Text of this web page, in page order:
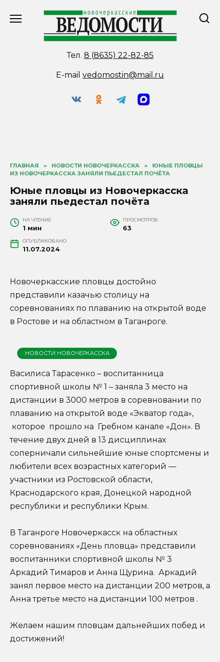
Тел. 8 (8635) 22-82-85
E-mail vedomostin@mail.ru
ГЛАВНАЯ » НОВОСТИ НОВОЧЕРКАССКА »
ЮНЫЕ ПЛОВЦЫ
ИЗ НОВОЧЕРКАССКА ЗАНЯЛИ ПЬЕДЕСТАЛ ПОЧЁТА
Юные пловцы из Новочеркасска
заняли пьедестал почёта
НА ЧТЕНИЕ
1 мин
ПРОСМОТРОВ
63
ОПУБЛИКОВАНО
11.07.2024
Новочеркасские пловцы достойно
представили казачью столицу на
соревнованиях по плаванию на открытой воде
в Ростове и на областном в Таганроге.
НОВОСТИ НОВОЧЕРКАССКА
Василиса Тарасенко – воспитанница
спортивной школы № 1 – заняла 3 место на
дистанции в 3000 метров в соревновании по
плаванию на открытой воде «Экватор года»,
которое прошло на Гребном канале «Дон». В
течение двух дней в 13 дисциплинах
соперничали сильнейшие юные спортсмены и
любители всех возрастных категорий —
участники из Ростовской области,
Краснодарского края, Донецкой народной
республики и республики Крым.
В Таганроге Новочеркасск на областных
соревнованиях «День пловца» представили
воспитанники спортивной школы № 3
Аркадий Тимаров и Анна Щурина. Аркадий
занял первое место на дистанции 200 метров, а
Анна третье место на дистанции 100 метров .
Желаем нашим пловцам дальнейших побед и
достижений!